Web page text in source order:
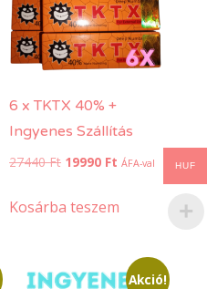
6 x TKTX 40% +
Ingyenes Szállítás
27440Ft Original
was:
19990 Ft Current
is:
ÁFA-val
Kosárba teszem
Akció!
HUF